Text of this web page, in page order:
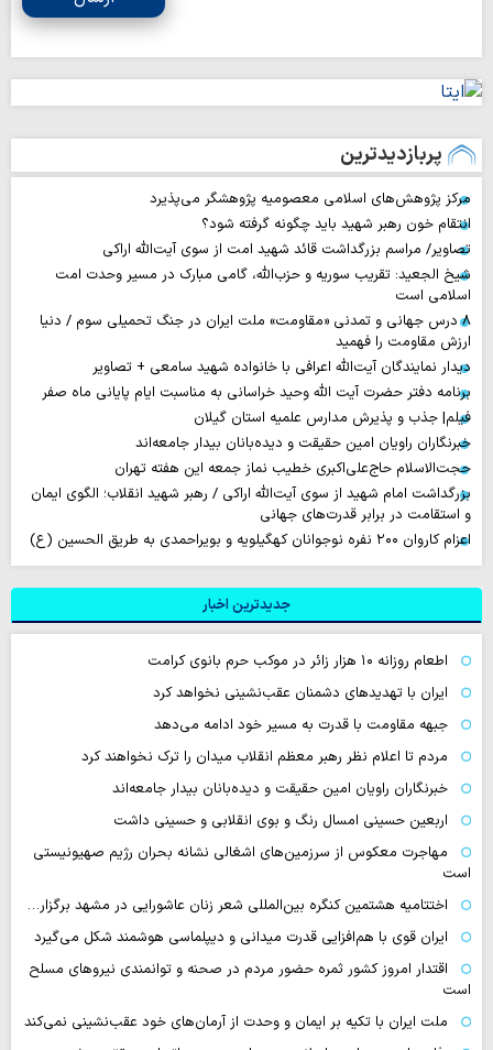
پربازدیدترین
مرکز پژوهش‌های اسلامی معصومیه پژوهشگر می‌پذیرد
انتقام خون رهبر شهید باید چگونه گرفته شود؟
تصاویر/ مراسم بزرگداشت قائد شهید امت از سوی آیت‌الله اراکی
شیخ الجعید: تقریب سوریه و حزب‌الله، گامی مبارک در مسیر وحدت امت
اسلامی است
۸ درس جهانی و تمدنی «مقاومت» ملت ایران در جنگ تحمیلی سوم / دنیا
ارزش مقاومت را فهمید
دیدار نمایندگان آیت‌الله اعرافی با خانواده شهید سامعی + تصاویر
برنامه دفتر حضرت آیت الله وحید خراسانی به مناسبت ایام پایانی ماه صفر
فیلم| جذب و پذیرش مدارس علمیه استان گیلان
خبرنگاران راویان امین حقیقت و دیده‌بانان بیدار جامعه‌اند
حجت‌الاسلام حاج‌علی‌اکبری خطیب نماز جمعه این هفته تهران
بزرگداشت امام شهید از سوی آیت‌الله اراکی / رهبر شهید انقلاب؛ الگوی ایمان
و استقامت در برابر قدرت‌های جهانی
اعزام کاروان ۲۰۰ نفره نوجوانان کهگیلویه و بویراحمدی به طریق الحسین (ع)
جدیدترین اخبار
اطعام روزانه ۱۰ هزار زائر در موکب حرم بانوی کرامت
ایران با تهدیدهای دشمنان عقب‌نشینی نخواهد کرد
جبهه مقاومت با قدرت به مسیر خود ادامه می‌دهد
مردم تا اعلام نظر رهبر معظم انقلاب میدان را ترک نخواهند کرد
خبرنگاران راویان امین حقیقت و دیده‌بانان بیدار جامعه‌اند
اربعین حسینی امسال رنگ و بوی انقلابی و حسینی داشت
مهاجرت معکوس از سرزمین‌های اشغالی نشانه بحران رژیم صهیونیستی
است
اختتامیه هشتمین کنگره بین‌المللی شعر زنان عاشورایی در مشهد برگزار…
ایران قوی با هم‌افزایی قدرت میدانی و دیپلماسی هوشمند شکل می‌گیرد
اقتدار امروز کشور ثمره حضور مردم در صحنه و توانمندی نیروهای مسلح
است
ملت ایران با تکیه بر ایمان و وحدت از آرمان‌های خود عقب‌نشینی نمی‌کند